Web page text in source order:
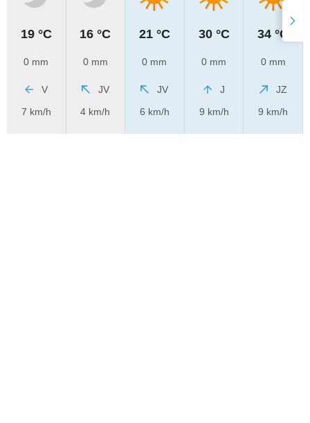
19 °C
0 mm
V
7 km/h
16 °C
0 mm
JV
4 km/h
21 °C
0 mm
JV
6 km/h
30 °C
0 mm
J
9 km/h
34 °C
0 mm
JZ
9 km/h